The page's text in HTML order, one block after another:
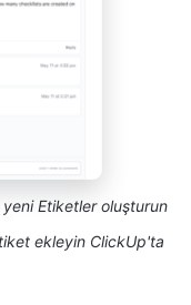
Etiketler oluşturun
ekleyin ClickUp'ta